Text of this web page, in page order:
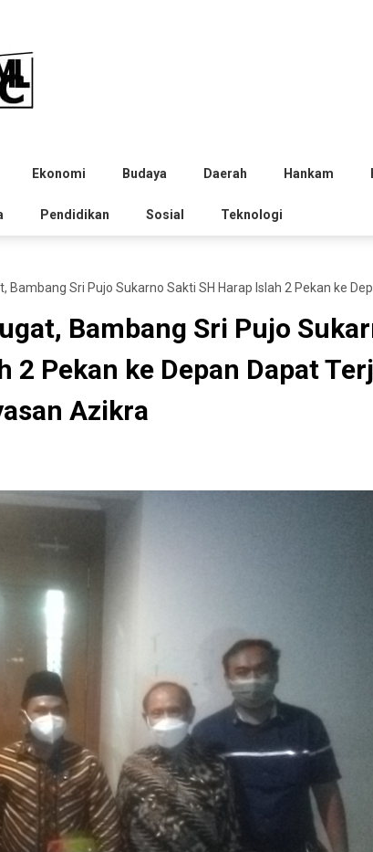
Ekonomi Budaya Daerah Hankam
Pendidikan Sosial Teknologi
Bambang Sri Pujo Sukarno Sakti SH Harap Islah 2 Pekan ke
Bambang Sri Pujo
2 Pekan ke Depan Dapat
Azikra